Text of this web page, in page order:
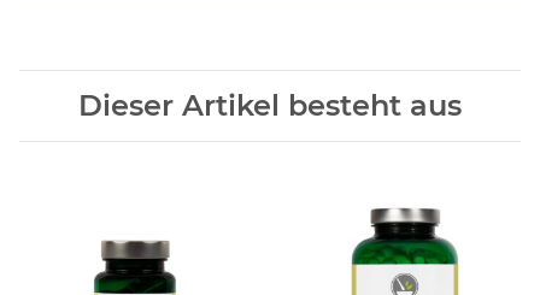
Dieser Artikel besteht aus